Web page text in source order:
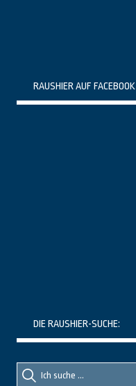
RAUSHIER AUF FACEBOOK
DIE RAUSHIER-SUCHE:
Suche
nach::
Suche
nach: